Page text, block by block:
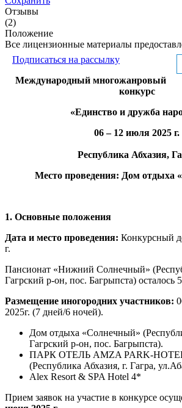
Отзывы
(2)
Положение
Все лицензионные материалы
Подписаться на рассылку
Международный многожанровый
конкурс
«Единство и дружба
06 – 12 июля 2025 г.
Республика Абхазия,
Место проведения: Дом отдыха
1. Основные положения
Дата и место проведения: Конкурсный
г.
Пансионат «Нижний Солнечный»
Гагрский р-он, пос. Багрыпста) осталось
Размещение иногородних участников:
2025г. (7 дней/6 ночей).
Дом отдыха «Солнечный»
Гагрский р-он, пос. Багрыпста).
ПАРК ОТЕЛЬ AMZA PARK-
(Республика Абхазия, г. Гагра,
Alex Resort & SPA Hotel 4*
Прием заявок на участие в конкурсе